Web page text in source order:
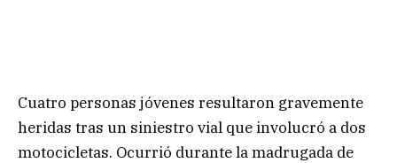
Cuatro personas jóvenes resultaron gravemente
heridas tras un siniestro vial que involucró a dos
motocicletas. Ocurrió durante la madrugada de